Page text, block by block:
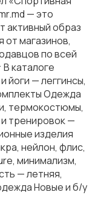
— это
активный образ
от магазинов,
по всей
каталоге
йоги — леггинсы,
Одежда
термокостюмы,
тренировок —
изделия
нейлон, флис,
минимализм,
— летняя,
Новые и б/у